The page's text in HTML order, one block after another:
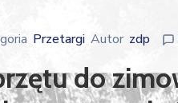
Przetargi Autor zdp
do